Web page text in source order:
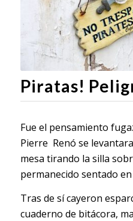
Piratas!
Fue el pensamiento
Pierre Renó se
mesa tirando la silla
permanecido sentado
Tras de sí cayeron
cuaderno de bitácora,